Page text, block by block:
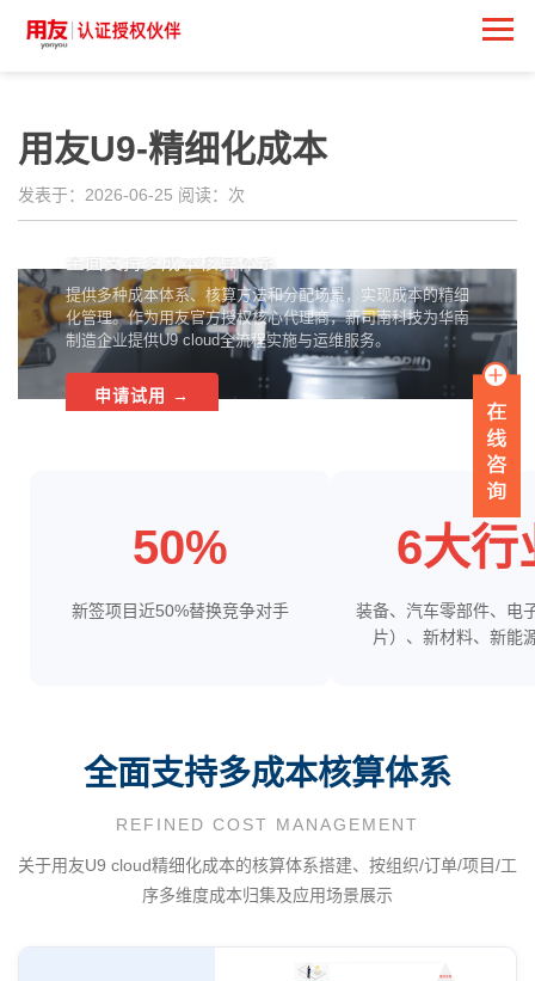
用友U9-精细化成本
发表于：2026-06-25 阅读： 次
精细化成本
全面支持多成本核算体系
提供多种成本体系、核算方法和分配场景，实现成本的精细
化管理。作为用友官方授权核心代理商，新司南科技为华南
制造企业提供U9 cloud全流程实施与运维服务。
申请试用 →
50%
新签项目近50%替换竞争对手
6大行
装备、汽车零部件、电
片）、新材料、新能
全面支持多成本核算体系
REFINED COST MANAGEMENT
关于用友U9 cloud精细化成本的核算体系搭建、按组织/订单/项目/工
序多维度成本归集及应用场景展示